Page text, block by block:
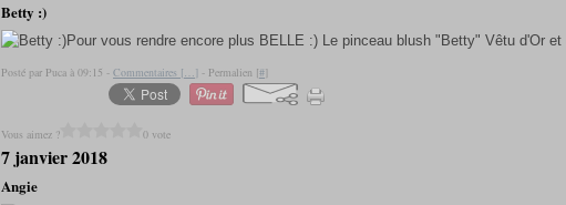
Betty :)
Pour vous rendre encore plus BELLE :) Le pinceau blush "Betty" Vêtu d'Or et
Posté par Puca à 09:15 - Commentaires […] - Permalien [#]
Vous aimez ? 0 vote
7 janvier 2018
Angie